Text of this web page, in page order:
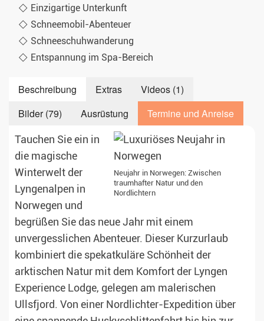
Einzigartige Unterkunft
Schneemobil-Abenteuer
Schneeschuhwanderung
Entspannung im Spa-Bereich
Beschreibung Extras
Videos (1)
Bilder (79)
Ausrüstung Termine und Anreise
Neujahr in Norwegen: Zwischen
traumhafter Natur und den
Nordlichtern
Tauchen Sie ein in
die magische
Winterwelt der
Lyngenalpen in
Norwegen und
begrüßen Sie das neue Jahr mit einem
unvergesslichen Abenteuer. Dieser Kurzurlaub
kombiniert die spekatkuläre Schönheit der
arktischen Natur mit dem Komfort der Lyngen
Experience Lodge, gelegen am malerischen
Ullsfjord. Von einer Nordlichter-Expedition über